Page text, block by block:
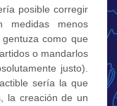
posible corregir
medidas menos
como que
o mandarlos
justo).
sería la que
la creación de un